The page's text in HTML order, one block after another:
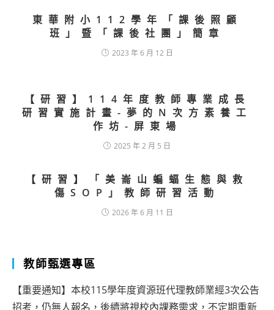
東華附小112學年「課後照顧
班」暨「課後社團」簡章
2023 年 6 月 12 日
【研習】114年度教師專業成長
研習實施計畫-夢的N次方素養工
作坊-屏東場
2025 年 2 月 5 日
【研習】「美崙山蝙蝠生態與救
傷SOP」教師研習活動
2026 年 6 月 11 日
教師甄選專區
【重要通知】本校115學年度資源班代理教師業經3次公告
招考，仍無人報名，後續將視校內課務需求，不定期重新